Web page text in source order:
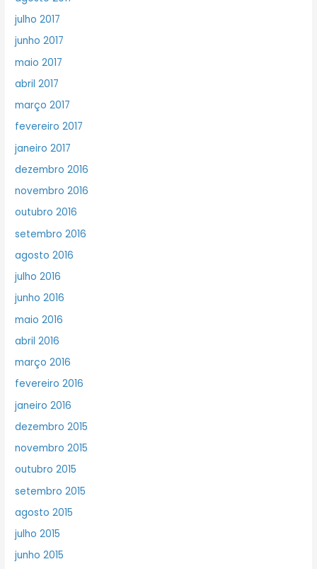
julho 2017
junho 2017
maio 2017
abril 2017
março 2017
fevereiro 2017
janeiro 2017
dezembro 2016
novembro 2016
outubro 2016
setembro 2016
agosto 2016
julho 2016
junho 2016
maio 2016
abril 2016
março 2016
fevereiro 2016
janeiro 2016
dezembro 2015
novembro 2015
outubro 2015
setembro 2015
agosto 2015
julho 2015
junho 2015